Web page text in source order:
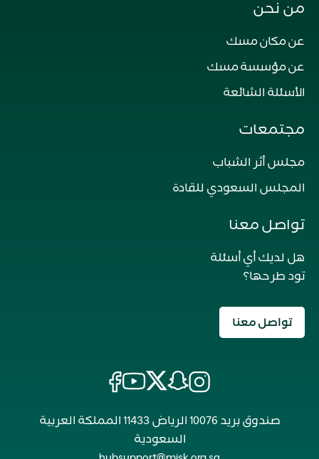
من نحن
عن مكان مسك
عن مؤسسة مسك
الأسئلة الشائعة
مجتمعات
مجلس أثر الشباب
المجلس السعودي للقادة
تواصل معنا
هل لديك أي أسئلة
تود طرحها؟
تواصل معنا
صندوق بريد 10076 الرياض 11433 المملكة العربية
السعودية